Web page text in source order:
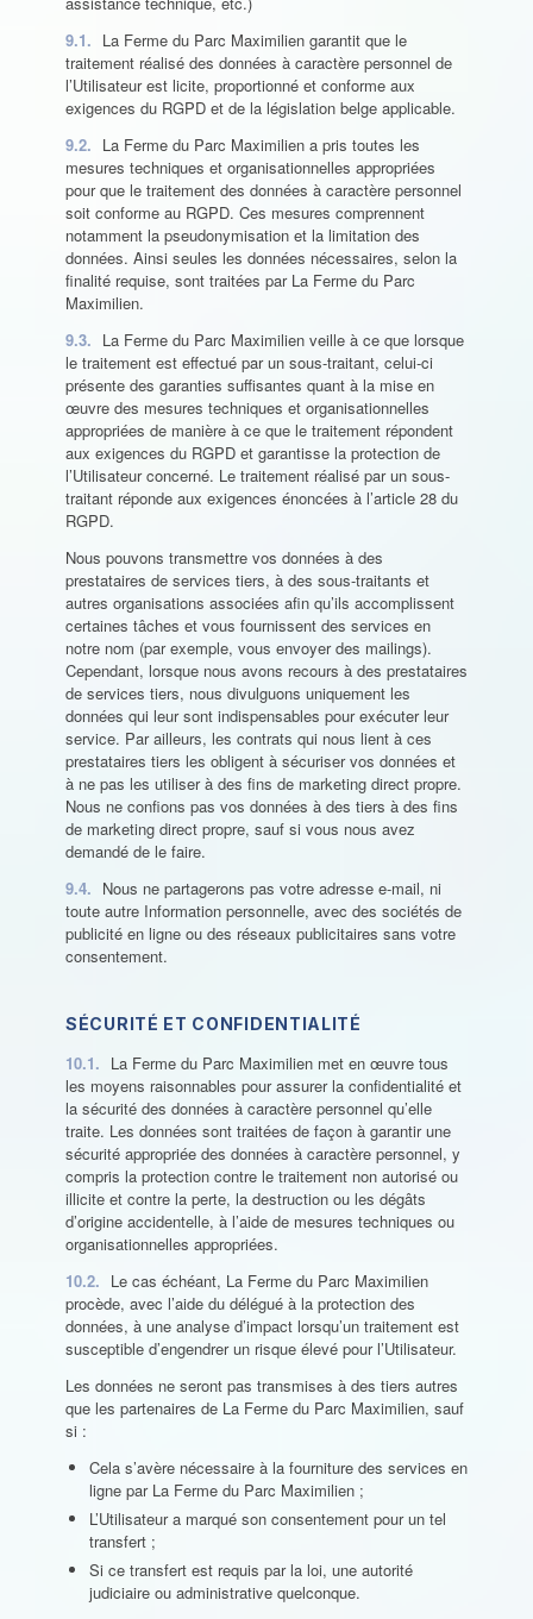
9.1. La Ferme du Parc Maximilien garantit que le
traitement réalisé des données à caractère personnel de
l’Utilisateur est licite, proportionné et conforme aux
exigences du RGPD et de la législation belge applicable.
9.2. La Ferme du Parc Maximilien a pris toutes les
mesures techniques et organisationnelles appropriées
pour que le traitement des données à caractère personnel
soit conforme au RGPD. Ces mesures comprennent
notamment la pseudonymisation et la limitation des
données. Ainsi seules les données nécessaires, selon la
finalité requise, sont traitées par La Ferme du Parc
Maximilien.
9.3. La Ferme du Parc Maximilien veille à ce que lorsque
le traitement est effectué par un sous-traitant, celui-ci
présente des garanties suffisantes quant à la mise en
œuvre des mesures techniques et organisationnelles
appropriées de manière à ce que le traitement répondent
aux exigences du RGPD et garantisse la protection de
l’Utilisateur concerné. Le traitement réalisé par un sous-
traitant réponde aux exigences énoncées à l’article 28 du
RGPD.
Nous pouvons transmettre vos données à des
prestataires de services tiers, à des sous-traitants et
autres organisations associées afin qu’ils accomplissent
certaines tâches et vous fournissent des services en
notre nom (par exemple, vous envoyer des mailings).
Cependant, lorsque nous avons recours à des prestataires
de services tiers, nous divulguons uniquement les
données qui leur sont indispensables pour exécuter leur
service. Par ailleurs, les contrats qui nous lient à ces
prestataires tiers les obligent à sécuriser vos données et
à ne pas les utiliser à des fins de marketing direct propre.
Nous ne confions pas vos données à des tiers à des fins
de marketing direct propre, sauf si vous nous avez
demandé de le faire.
9.4. Nous ne partagerons pas votre adresse e-mail, ni
toute autre Information personnelle, avec des sociétés de
publicité en ligne ou des réseaux publicitaires sans votre
consentement.
SÉCURITÉ ET CONFIDENTIALITÉ
10.1. La Ferme du Parc Maximilien met en œuvre tous
les moyens raisonnables pour assurer la confidentialité et
la sécurité des données à caractère personnel qu’elle
traite. Les données sont traitées de façon à garantir une
sécurité appropriée des données à caractère personnel, y
compris la protection contre le traitement non autorisé ou
illicite et contre la perte, la destruction ou les dégâts
d’origine accidentelle, à l’aide de mesures techniques ou
organisationnelles appropriées.
10.2. Le cas échéant, La Ferme du Parc Maximilien
procède, avec l’aide du délégué à la protection des
données, à une analyse d’impact lorsqu’un traitement est
susceptible d’engendrer un risque élevé pour l’Utilisateur.
Les données ne seront pas transmises à des tiers autres
que les partenaires de La Ferme du Parc Maximilien, sauf
si :
Cela s’avère nécessaire à la fourniture des services en
ligne par La Ferme du Parc Maximilien ;
L’Utilisateur a marqué son consentement pour un tel
transfert ;
Si ce transfert est requis par la loi, une autorité
judiciaire ou administrative quelconque.